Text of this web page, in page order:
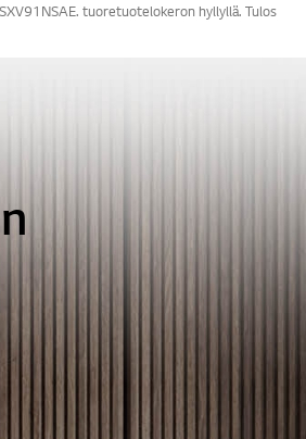
tuoretuotelokeron hyllyllä. Tulos